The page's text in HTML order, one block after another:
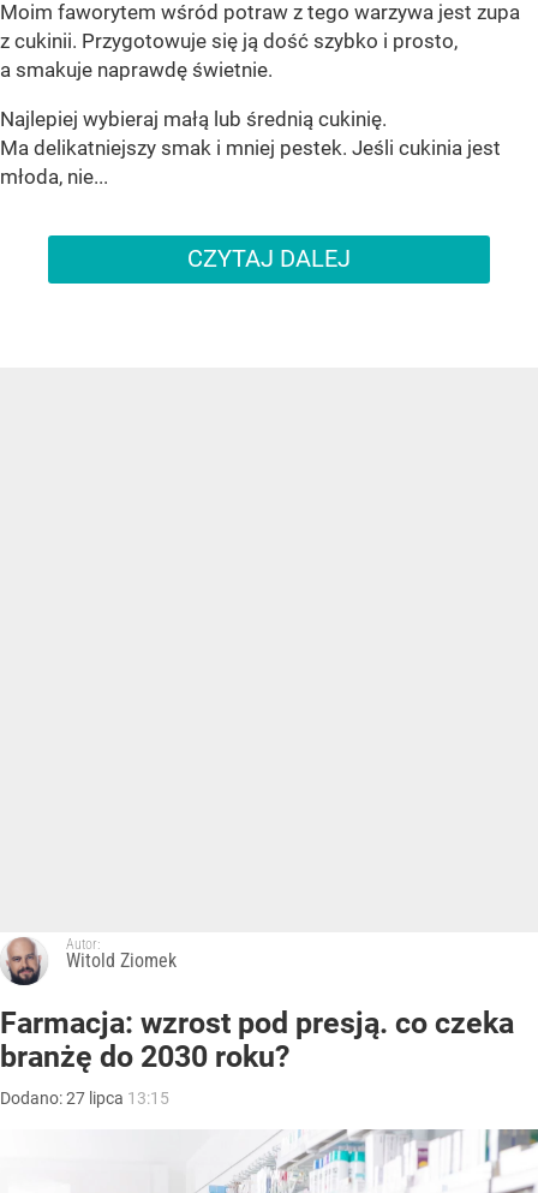
Moim faworytem wśród potraw z tego warzywa jest zupa
z cukinii. Przygotowuje się ją dość szybko i prosto,
a smakuje naprawdę świetnie.
Najlepiej wybieraj małą lub średnią cukinię.
Ma delikatniejszy smak i mniej pestek. Jeśli cukinia jest
młoda, nie...
CZYTAJ DALEJ
Autor:
Witold Ziomek
Farmacja: wzrost pod presją. co czeka
branżę do 2030 roku?
Dodano:27 lipca 13:15